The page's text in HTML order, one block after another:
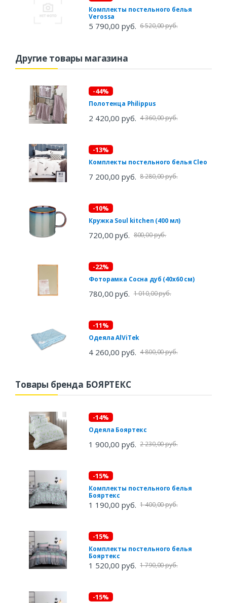
Комплекты постельного белья
Verossa
5 790,00 руб. 6 520,00 руб.
Другие товары магазина
-44%
Полотенца Philippus
2 420,00 руб. 4 360,00 руб.
-13%
Комплекты постельного белья Cleo
7 200,00 руб. 8 280,00 руб.
-10%
Кружка Soul kitchen (400 мл)
720,00 руб. 800,00 руб.
-22%
Фоторамка Сосна дуб (40х60 см)
780,00 руб. 1 010,00 руб.
-11%
Одеяла AlViTek
4 260,00 руб. 4 800,00 руб.
Товары бренда БОЯРТЕКС
-14%
Одеяла Бояртекс
1 900,00 руб. 2 230,00 руб.
-15%
Комплекты постельного белья
Бояртекс
1 190,00 руб. 1 400,00 руб.
-15%
Комплекты постельного белья
Бояртекс
1 520,00 руб. 1 790,00 руб.
-15%